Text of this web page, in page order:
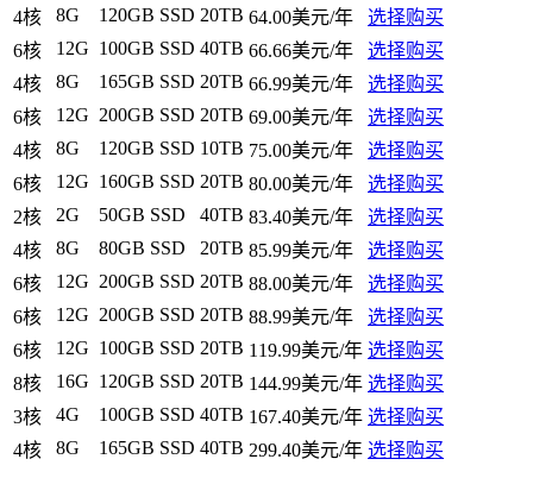
4核 8G 120GB SSD 20TB 64.00美元/年
选择购买
6核
12G 100GB SSD 40TB 66.66美元/年
选择购买
4核
8G 165GB SSD 20TB 66.99美元/年
选择购买
6核
12G 200GB SSD 20TB 69.00美元/年
选择购买
4核
8G 120GB SSD 10TB 75.00美元/年
选择购买
6核
12G 160GB SSD 20TB 80.00美元/年
选择购买
2核
2G 50GB SSD 40TB 83.40美元/年
选择购买
4核
8G 80GB SSD 20TB 85.99美元/年
选择购买
6核
12G 200GB SSD 20TB 88.00美元/年
选择购买
6核
12G 200GB SSD 20TB 88.99美元/年
选择购买
6核
12G 100GB SSD 20TB 119.99美元/年 选择购买
8核
16G 120GB SSD 20TB 144.99美元/年 选择购买
3核
4G 100GB SSD 40TB 167.40美元/年 选择购买
4核
8G 165GB SSD 40TB 299.40美元/年 选择购买